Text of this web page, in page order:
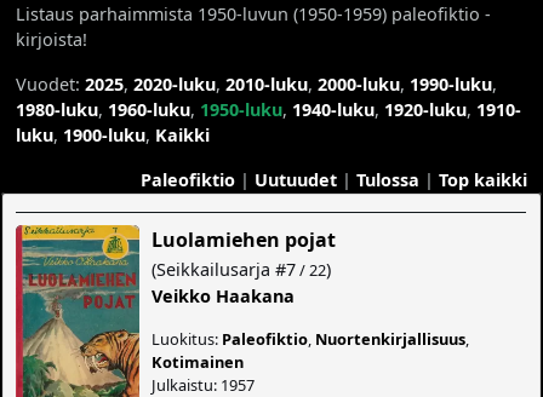
Listaus parhaimmista 1950-luvun (1950-1959) paleofiktio -
kirjoista!
Vuodet:2025,2020-luku,2010-luku,2000-luku, 1990-luku,
1980-luku, 1960-luku, 1950-luku, 1940-luku, 1920-luku, 1910-
luku, 1900-luku, Kaikki
Paleofiktio| Uutuudet| Tulossa | Top kaikki
Luolamiehen pojat
(Seikkailusarja #7/ 22)
Veikko Haakana
Luokitus: Paleofiktio Nuortenkirjallisuus
Kotimainen
Julkaistu: 1957